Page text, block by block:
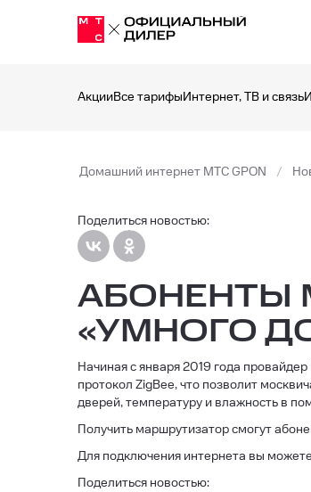
АкцииВсе тарифыИнтернет, ТВ и связь
Домашний интернет МТС GPON
Поделиться новостью:
АБОНЕНТЫ
«УМНОГО
Начиная с января 2019 года
протокол ZigBee, что позволит
дверей, температуру и влажность в
Получить маршрутизатор смогут
Для подключения интернета вы
Поделиться новостью: